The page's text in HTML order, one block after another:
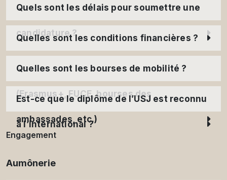
Quels sont les délais pour soumettre une
candidature ?
Quelles sont les conditions financières ?
Quelles sont les bourses de mobilité ?
(Erasmus+, FUCE, bourses des
ambassades, etc.)
Est-ce que le diplôme de l’USJ est reconnu
à l’international ?
Engagement
Aumônerie